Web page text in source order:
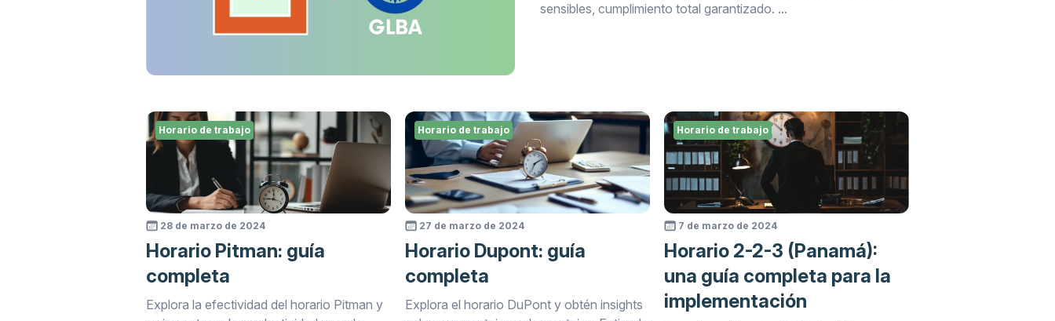
sensibles, cumplimiento total garantizado. ...
28 de marzo de 2024
Horario Pitman: guía
completa
Explora la efectividad del horario Pitman y
Horario de trabajo
27 de marzo de 2024
Horario Dupont: guía
completa
Explora el horario DuPont y obtén insights
Horario de trabajo
7 de marzo de 2024
Horario 2-2-3 (Panamá):
una guía completa para la
implementación
Horario de trabajo